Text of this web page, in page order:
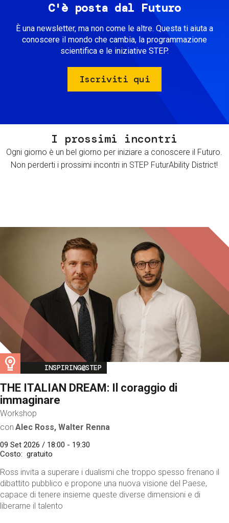
C'è posta dal Futuro
È una newsletter, ma non come le altre. Questa ti aiuta a
conoscere il mondo che cambia, la programmazione
scientifica e le iniziative STEP.
Iscriviti qui
I prossimi incontri
Ogni giorno è un bel giorno per iniziare a conoscere il Futuro.
Non perderti i prossimi incontri in STEP FuturAbility District!
Image
INSPIRING@STEP
THE ITALIAN DREAM: Il coraggio di
immaginare
Workshop
con Alec Ross, Walter Renna
09 Set 2026 / 18:00 - 19:30
Costo
gratuito
Ross invita a superare i dualismi che troppo spesso frenano il
dibattito pubblico e propone una nuova visione del Paese,
capace di tenere insieme queste diverse dimensioni e di
liberarne il talento